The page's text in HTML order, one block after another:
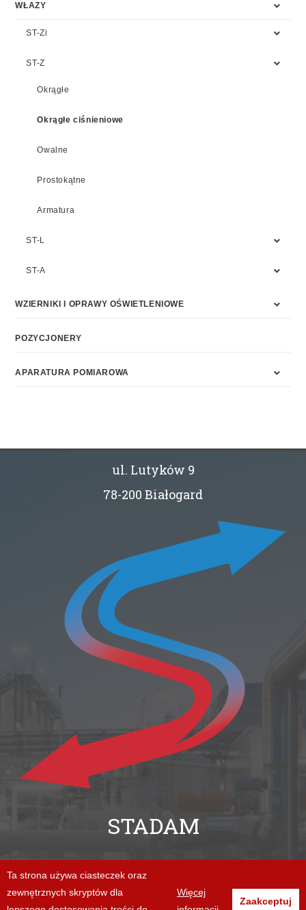
Ta strona używa ciasteczek oraz
zewnętrznych skryptów dla
Więcej
Zaakceptuj
WŁAZY
ST-Zi
ST-Z
Okrągłe
Okrągłe ciśnieniowe
Owalne
Prostokątne
Armatura
ST-L
ST-A
WZIERNIKI I OPRAWY OŚWIETLENIOWE
POZYCJONERY
APARATURA POMIAROWA
ul. Lutyków 9
78-200 Białogard
STADAM
+48 94 312 06 86
biuro@stadam.pl